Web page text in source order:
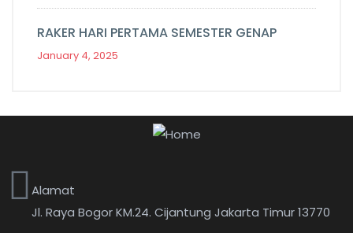
RAKER HARI PERTAMA SEMESTER GENAP
January 4, 2025
Alamat
Jl. Raya Bogor KM.24. Cijantung Jakarta Timur 13770